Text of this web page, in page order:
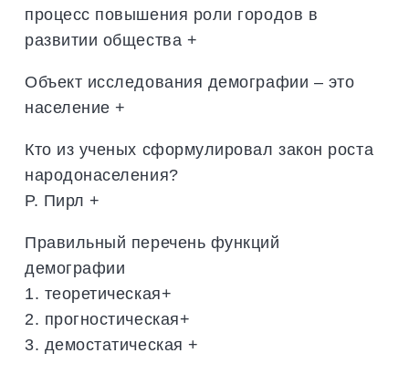
процесс повышения роли городов в
развитии общества +
Объект исследования демографии – это
население +
Кто из ученых сформулировал закон роста
народонаселения?
Р. Пирл +
Правильный перечень функций
демографии
1. теоретическая+
2. прогностическая+
3. демостатическая +